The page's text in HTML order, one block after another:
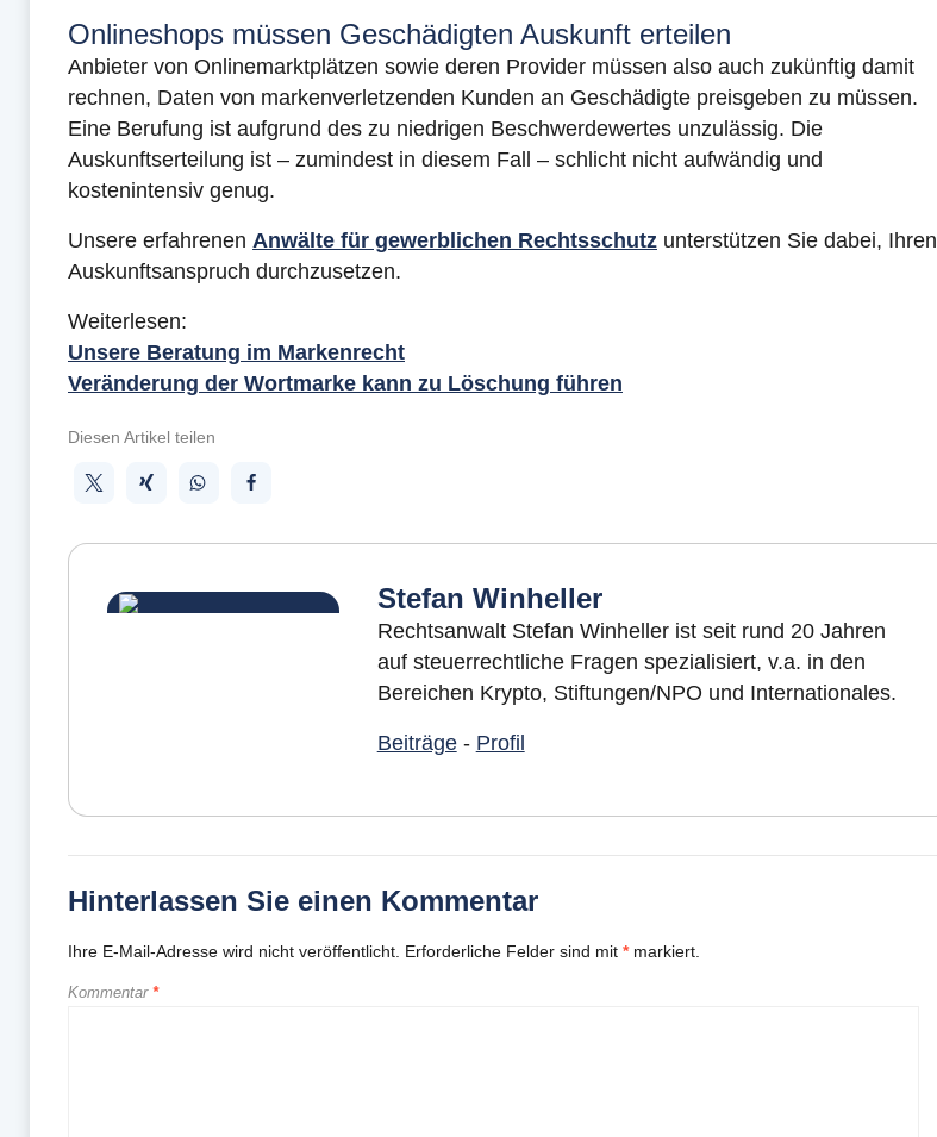
Onlineshops müssen Geschädigten Auskunft erteilen
Anbieter von Onlinemarktplätzen sowie deren Provider müssen also auch zukünftig damit
rechnen, Daten von markenverletzenden Kunden an Geschädigte preisgeben zu müssen.
Eine Berufung ist aufgrund des zu niedrigen Beschwerdewertes unzulässig. Die
Auskunftserteilung ist – zumindest in diesem Fall – schlicht nicht aufwändig und
kostenintensiv genug.
Unsere erfahrenen Anwälte für gewerblichen Rechtsschutz unterstützen Sie dabei, Ihren
Auskunftsanspruch durchzusetzen.
Weiterlesen:
Unsere Beratung im Markenrecht
Veränderung der Wortmarke kann zu Löschung führen
Diesen Artikel teilen
Stefan Winheller
Rechtsanwalt Stefan Winheller ist seit rund 20 Jahren
auf steuerrechtliche Fragen spezialisiert, v.a. in den
Bereichen Krypto, Stiftungen/NPO und Internationales.
Beiträge- Profil
Hinterlassen Sie einen Kommentar
Ihre E-Mail-Adresse wird nicht veröffentlicht. Erforderliche Felder sind mit *markiert.
Kommentar *